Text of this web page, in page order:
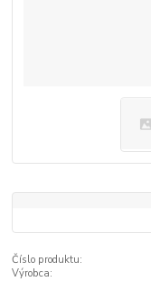
Číslo produktu:
Výrobca: